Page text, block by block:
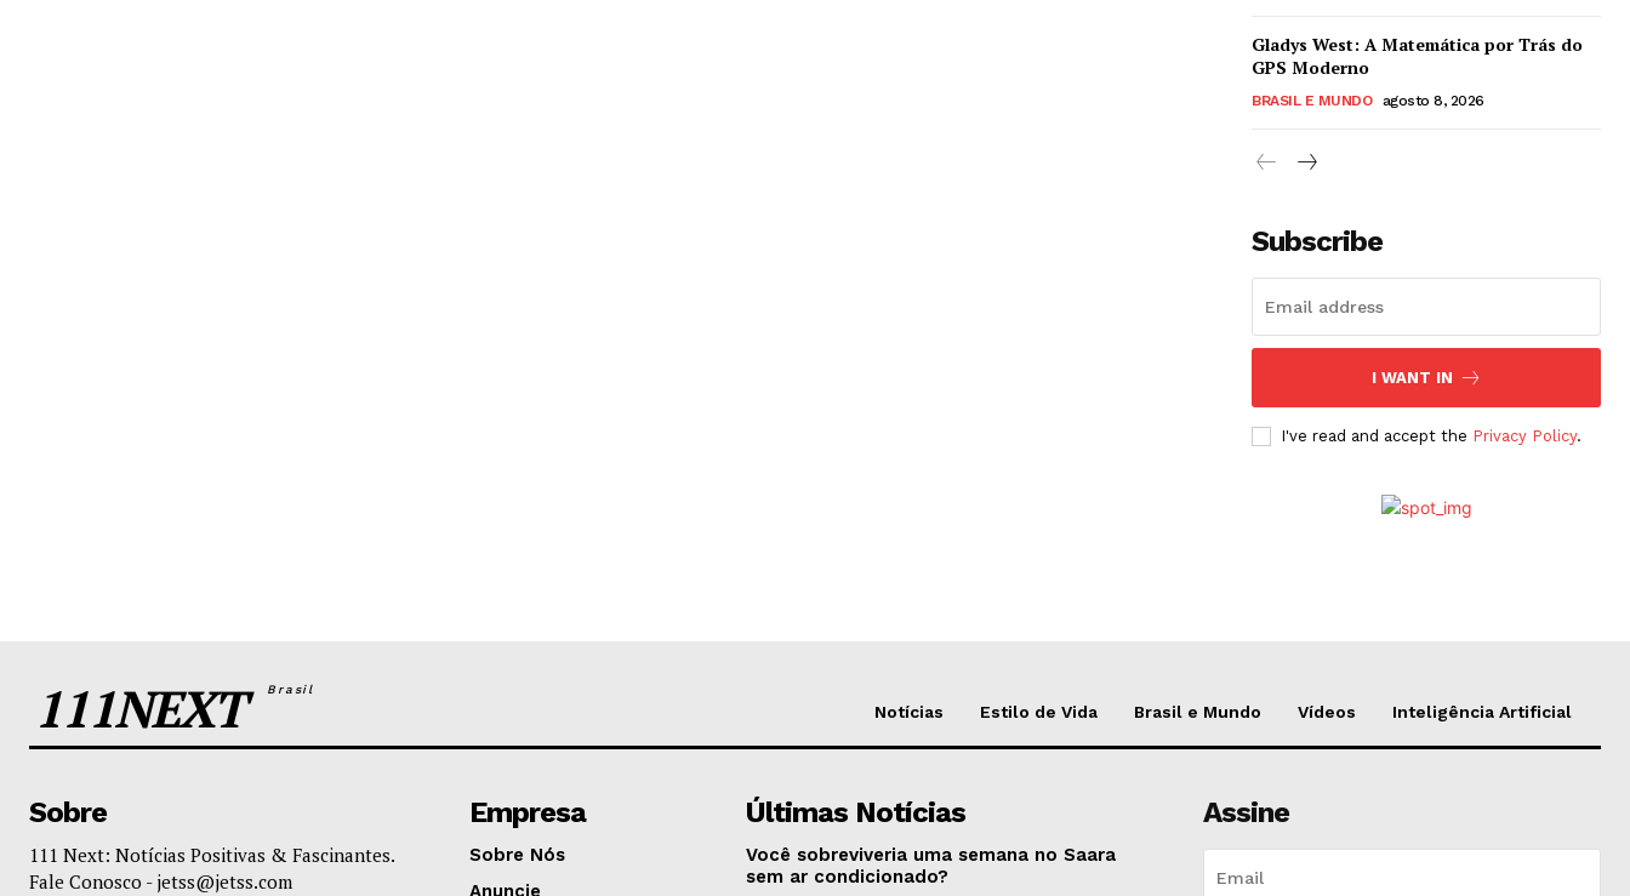
Gladys West: A Matemática por Trás do
GPS Moderno
BRASIL E MUNDO agosto 8, 2026
Subscribe
I WANT IN
I've read and accept the Privacy Policy.
111NEXTBrasil
Notícias Estilo de Vida Brasil e Mundo Vídeos Inteligência Artificial
Sobre
111 Next: Notícias Positivas & Fascinantes.
Fale Conosco - jetss@jetss.com
Empresa
Sobre Nós
Anuncie
Últimas Notícias
Você sobreviveria uma semana no Saara
sem ar condicionado?
Assine